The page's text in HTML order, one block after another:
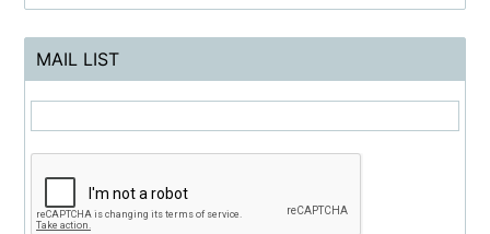
MAIL LIST